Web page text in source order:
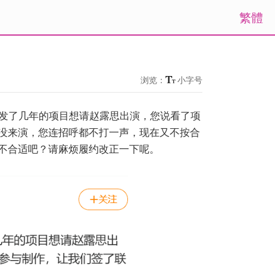
繁體
浏览： 小字号
了几年的项目想请赵露思出演，您说看了项
来演，您连招呼都不打一声，现在又不按合
适吧？请麻烦履约改正一下呢。